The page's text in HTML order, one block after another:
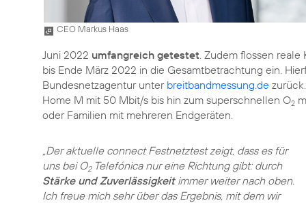
CEO Markus Haas
Juni 2022 umfangreich getestet. Zudem flossen reale
bis Ende März 2022 in die Gesamtbetrachtung ein.
Bundesnetzagentur unter breitbandmessung.de
Home M mit 50 Mbit/s bis hin zum superschnellen O2
oder Familien mit mehreren Endgeräten.
„Der aktuelle connect Festnetztest zeigt, dass es für
uns bei O2Telefónica nur eine Richtung gibt: durch
Stärke und Zuverlässigkeitimmer weiter nach oben.
Ich freue mich sehr über das Ergebnis, mit dem wir